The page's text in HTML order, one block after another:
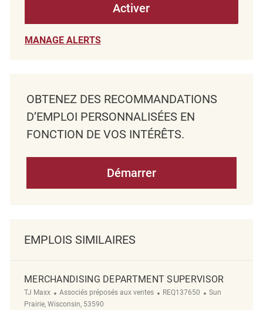
Activer
MANAGE ALERTS
OBTENEZ DES RECOMMANDATIONS
D’EMPLOI PERSONNALISÉES EN
FONCTION DE VOS INTÉRÊTS.
Démarrer
EMPLOIS SIMILAIRES
MERCHANDISING DEPARTMENT SUPERVISOR
TJ Maxx Catégorie
Associés préposés aux ventes ReqId
REQ137650 Emplacement
Sun
Prairie, Wisconsin, 53590